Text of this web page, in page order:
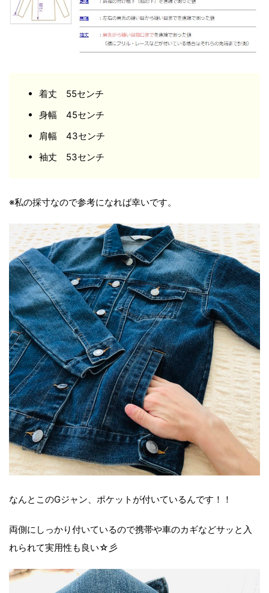
着丈 55センチ
身幅 45センチ
肩幅 43センチ
袖丈 53センチ
※私の採寸なので参考になれば幸いです。
なんとこのGジャン、ポケットが付いているんです！！
両側にしっかり付いているので携帯や車のカギなどサッと入
れられて実用性も良い☆彡